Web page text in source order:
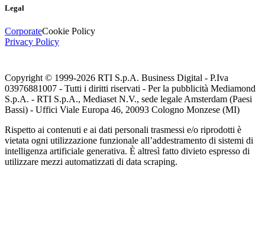
Legal
CorporateCookie Policy
Privacy Policy
Copyright © 1999-2026 RTI S.p.A. Business Digital - P.Iva
03976881007 - Tutti i diritti riservati - Per la pubblicità Mediamond
S.p.A. - RTI S.p.A., Mediaset N.V., sede legale Amsterdam (Paesi
Bassi) - Uffici Viale Europa 46, 20093 Cologno Monzese (MI)
Rispetto ai contenuti e ai dati personali trasmessi e/o riprodotti è
vietata ogni utilizzazione funzionale all’addestramento di sistemi di
intelligenza artificiale generativa. È altresì fatto divieto espresso di
utilizzare mezzi automatizzati di data scraping.